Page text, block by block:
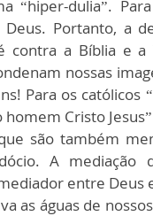
“hiper-dulia”.
Portanto, a
contra a Bíblia e a
nossas
Para os católicos
Cristo
são também
A mediação
entre Deus
as águas de